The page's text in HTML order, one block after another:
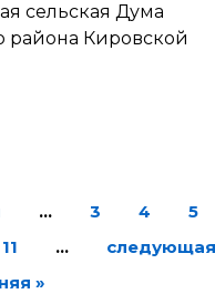
сельская Дума
района Кировской
… 3 4
5
11 …
следующая
»